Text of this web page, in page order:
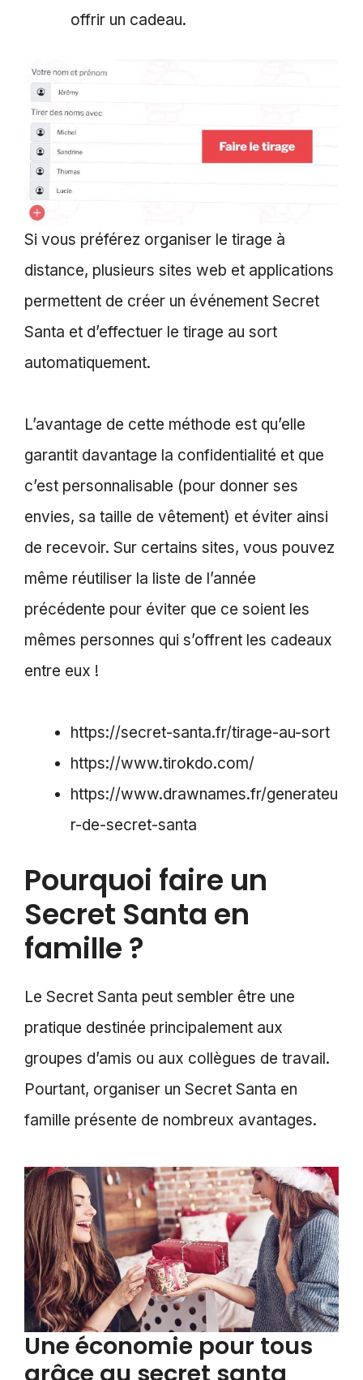
offrir un cadeau.
Si vous préférez organiser le tirage à
distance, plusieurs sites web et applications
permettent de créer un événement Secret
Santa et d’effectuer le tirage au sort
automatiquement.
L’avantage de cette méthode est qu’elle
garantit davantage la confidentialité et que
c’est personnalisable (pour donner ses
envies, sa taille de vêtement) et éviter ainsi
de recevoir. Sur certains sites, vous pouvez
même réutiliser la liste de l’année
précédente pour éviter que ce soient les
mêmes personnes qui s’offrent les cadeaux
entre eux !
https://secret-santa.fr/tirage-au-sort
https://www.tirokdo.com/
https://www.drawnames.fr/generateu
r-de-secret-santa
Pourquoi faire un
Secret Santa en
famille ?
Le Secret Santa peut sembler être une
pratique destinée principalement aux
groupes d’amis ou aux collègues de travail.
Pourtant, organiser un Secret Santa en
famille présente de nombreux avantages.
Une économie pour tous
grâce au secret santa